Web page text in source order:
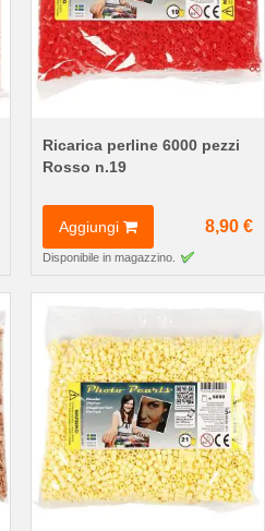
Ricarica perline 6000 pezzi
Rosso n.19
Aggiungi 8,90 €
Disponibile in magazzino.